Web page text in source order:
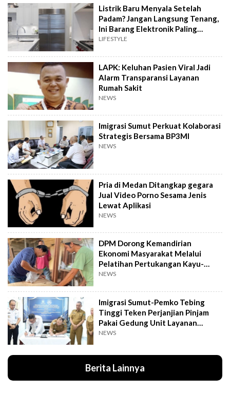
Listrik Baru Menyala Setelah
Padam? Jangan Langsung Tenang,
Ini Barang Elektronik Paling
Rawan Rusak
LIFESTYLE
LAPK: Keluhan Pasien Viral Jadi
Alarm Transparansi Layanan
Rumah Sakit
NEWS
Imigrasi Sumut Perkuat Kolaborasi
Strategis Bersama BP3MI
NEWS
Pria di Medan Ditangkap gegara
Jual Video Porno Sesama Jenis
Lewat Aplikasi
NEWS
DPM Dorong Kemandirian
Ekonomi Masyarakat Melalui
Pelatihan Pertukangan Kayu-
Pelatihan UMKM
NEWS
Imigrasi Sumut-Pemko Tebing
Tinggi Teken Perjanjian Pinjam
Pakai Gedung Unit Layanan
Paspor
NEWS
Berita Lainnya